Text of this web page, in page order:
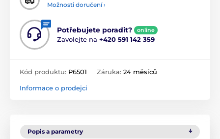
Možnosti doručení ›
Potřebujete poradit? online
Zavolejte na +420 591 142 359
Kód produktu: P6501 Záruka: 24 měsíců
Informace o prodejci
Popis a parametry